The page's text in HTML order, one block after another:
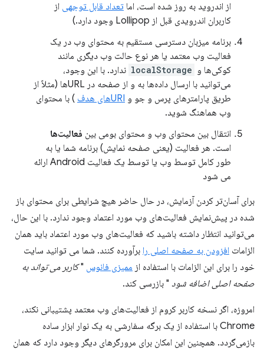
از اندروید به روز شده است، اما تعداد قابل توجهی از
کاربران اندرویدی قبل از Lollipop وجود دارد.)
برنامه میزبان دسترسی مستقیم به محتوای وب در یک
فعالیت وب معتمد یا هر نوع حالت وب دیگری مانند
کوکی‌ها و localStorage ندارد. با این وجود،
می‌توانید با ارسال داده‌ها به و از صفحه در URLها (مثلاً از
طریق پارامترهای پرس و جو و URIهای هدف
) با محتوای
وب هماهنگ شوید.
انتقال بین محتوای وب و محتوای بومی بین فعالیت‌ها
است. هر فعالیت (یعنی صفحه نمایش) برنامه شما یا به
طور کامل توسط وب یا توسط یک فعالیت Android ارائه
می شود
برای آسان‌تر کردن آزمایش، در حال حاضر هیچ شرایطی برای محتوای باز
شده در پیش‌نمایش فعالیت‌های وب مورد اعتماد وجود ندارد. با این حال،
می‌توانید انتظار داشته باشید که فعالیت‌های وب مورد اعتماد باید همان
الزامات افزودن به صفحه اصلی را برآورده کنند. شما می توانید سایت
خود را برای این الزامات با استفاده از ممیزی فانوس "کاربر می تواند به
صفحه اصلی اضافه شود " بازرسی کند.
امروزه، اگر نسخه کاربر کروم از فعالیت‌های وب معتمد پشتیبانی نکند،
Chrome با استفاده از یک برگه سفارشی به یک نوار ابزار ساده
بازمی‌گردد. همچنین این امکان برای مرورگرهای دیگر وجود دارد که همان